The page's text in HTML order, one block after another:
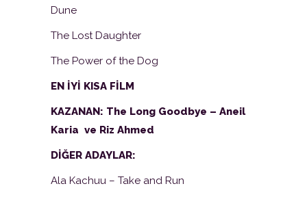
Dune
The Lost Daughter
The Power of the Dog
EN İYİ KISA FİLM
KAZANAN: The Long Goodbye – Aneil
Karia ve Riz Ahmed
DİĞER ADAYLAR:
Ala Kachuu – Take and Run